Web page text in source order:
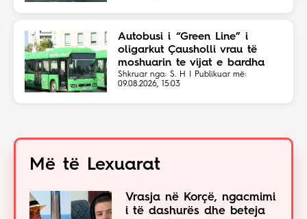
Autobusi i “Green Line” i
oligarkut Çausholli vrau të
moshuarin te vijat e bardha
Shkruar nga: S. H | Publikuar më:
09.08.2026, 15:03
Më të Lexuarat
Vrasja në Korçë, ngacmimi
i të dashurës dhe beteja